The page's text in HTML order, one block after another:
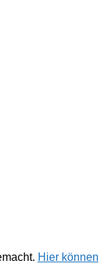
Hier können